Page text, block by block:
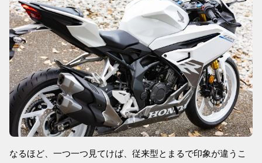
なるほど、一つ一つ見てけば、従来型とまるで印象が違うこ